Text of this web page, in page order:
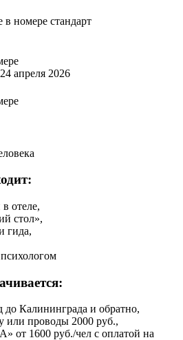
номере стандарт
апреля 2026
отеле,
стол»,
гида,
до Калининграда и обратно,
или проводы 2000 руб.,
от 1600 руб./чел с оплатой на